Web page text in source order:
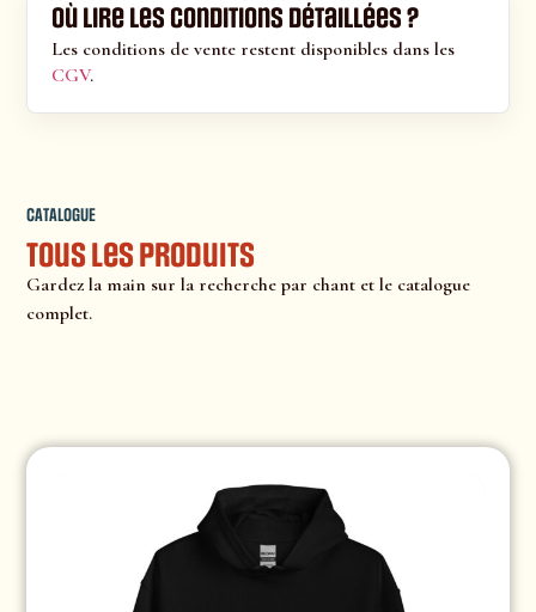
Où lire les conditions détaillées ?
Les conditions de vente restent disponibles dans les
CGV.
CATALOGUE
Tous les produits
Gardez la main sur la recherche par chant et le catalogue
complet.